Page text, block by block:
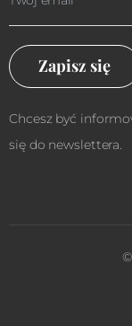
Zapisz się
Chcesz być
się do newslettera.